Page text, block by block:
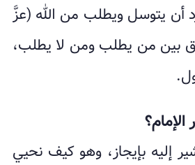
أن يتوسل ويطلب من الله (عزَّ
بين من يطلب ومن لا يطلب،
إليه بإيجاز، وهو كيف نحيي